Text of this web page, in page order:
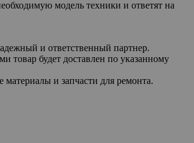
модель техники и ответят на
и ответственный партнер.
будет доставлен по указанному
и запчасти для ремонта.